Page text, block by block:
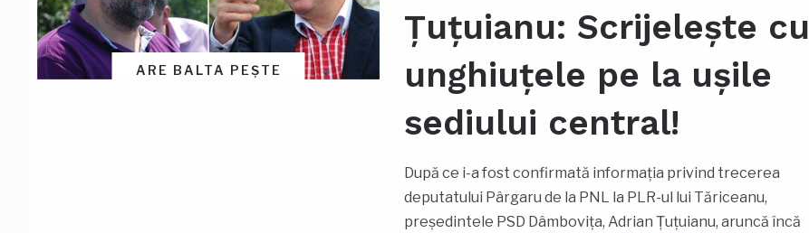
ARE BALTA PEȘTE
Țuțuianu: Scrijelește cu
unghiuțele pe la ușile
sediului central!
După ce i-a fost confirmată informația privind trecerea
deputatului Pârgaru de la PNL la PLR-ul lui Tăriceanu,
președintele PSD Dâmbovița, Adrian Țuțuianu, aruncă încă